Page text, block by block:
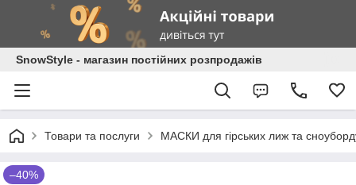
SnowStyle - магазин постійних розпродажів
Товари та послуги МАСКИ для гірських лиж та
–40%